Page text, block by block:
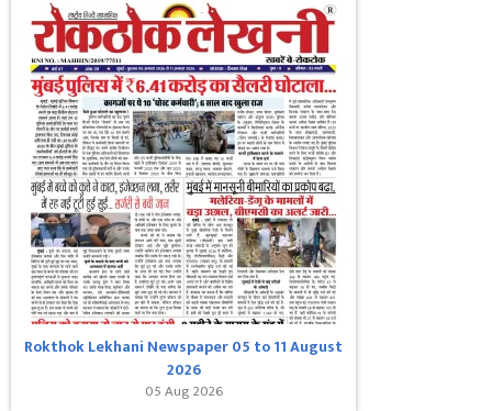
Rokthok Lekhani Newspaper 05 to 11 August
2026
05 Aug 2026